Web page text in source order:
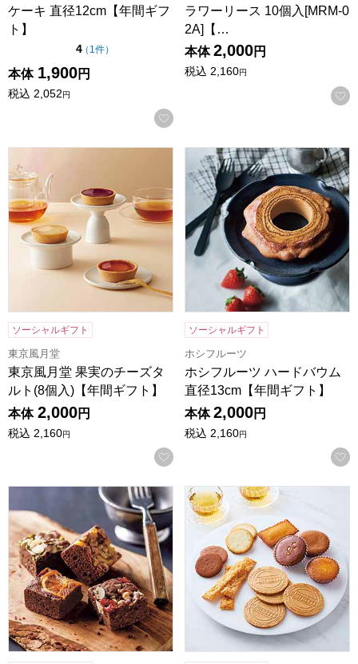
ケーキ 直径12cm【年間ギフ
ト】
4点（5点満点中）
（ 1件の評価
）
本体 1,900円
税込 2,052円
お気に入りに登録する
ラワーリース 10個入[MRM-0
2A]【…
本体 2,000円
税込 2,160円
東京風月堂 果実のチーズタルト(8個入)【年間ギフト】
ソーシャルギフト
東京風月堂
東京風月堂 果実のチーズタ
ルト(8個入)【年間ギフト】
本体 2,000円
税込 2,160円
お気に入りに登録する
ホシフルーツ ハードバウム
ソーシャルギフト
ホシフルーツ
ホシフルーツ ハードバウム
直径13cm【年間ギフト】
本体 2,000円
税込 2,160円
ホシフルーツ ナッツとドライフルーツの贅沢ブラウニー 6
東京風月堂 パリ凱旋(25個入